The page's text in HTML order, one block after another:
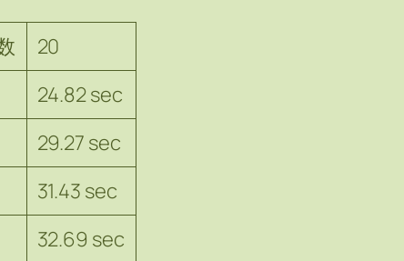
20
24.82 sec
29.27 sec
31.43 sec
32.69 sec